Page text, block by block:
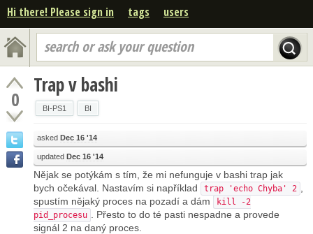
Hi there! Please sign in tags users
search or ask your question
0
Trap v bashi
BI-PS1 BI
asked Dec 16 '14
updated Dec 16 '14
Nějak se potýkám s tím, že mi nefunguje v bashi trap jak
bych očekával. Nastavím si například
trap 'echo Chyba' 2
spustím nějaký proces na pozadí a dám
kill -2
pid_procesu
. Přesto to do té pasti nespadne a provede
signál 2 na daný proces.